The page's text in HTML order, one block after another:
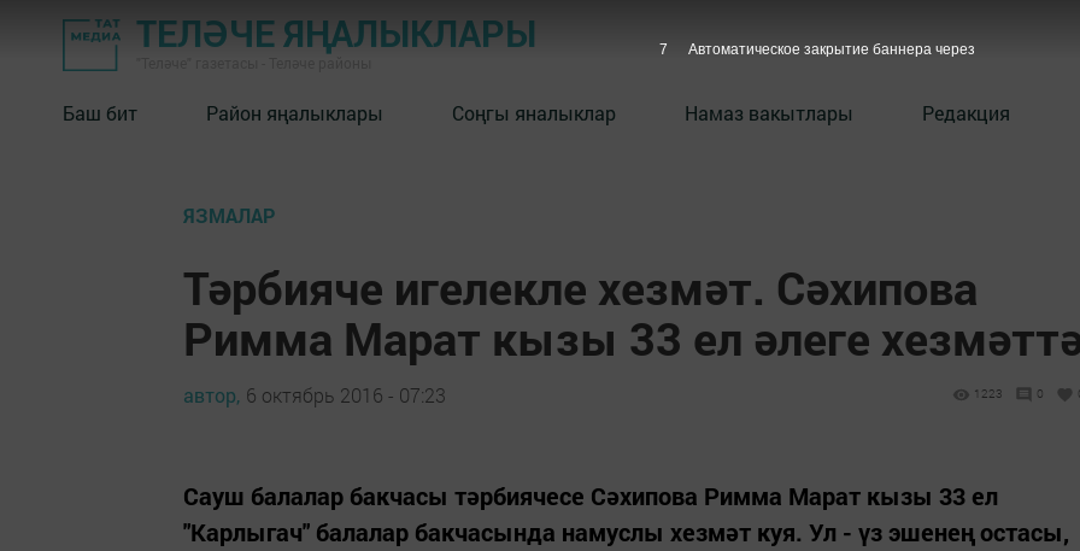
ТЕЛӘЧЕ ЯҢАЛЫКЛАРЫ
Баш бит Район яңалыклары Соңгы яналыклар Намаз вакытлары Редакция
ЯЗМАЛАР
Тәрбияче игелекле хезмәт. Сәхипова
Римма Марат кызы 33 ел әлеге
автор, 6 октябрь 2016 - 07:23 1223 0
Сауш балалар бакчасы тәрбиячесе Сәхипова Римма Марат кызы 33 ел
"Карлыгач" балалар бакчасында намуслы хезмәт куя. Ул - үз эшенең остасы,
6 Автоматическое закрытие баннера через